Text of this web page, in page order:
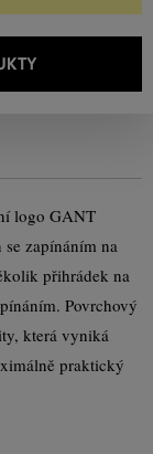
logo GANT
se zapínáním na
přihrádek na
Povrchový
která vyniká
praktický